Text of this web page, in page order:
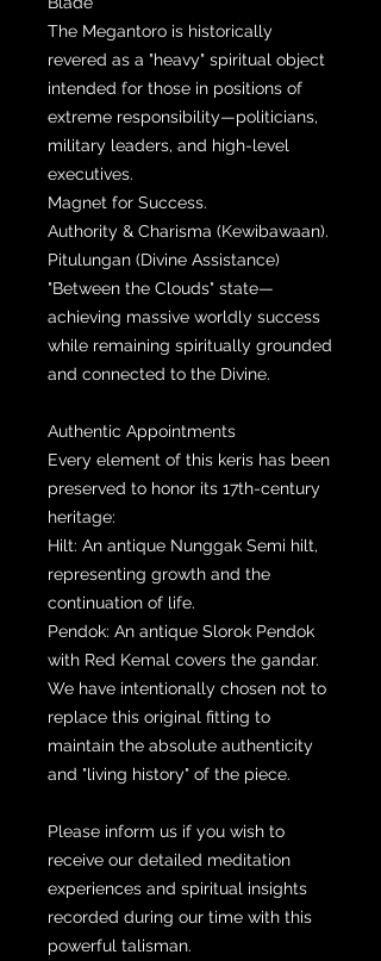
The Megantoro is historically
revered as a "heavy" spiritual object
intended for those in positions of
extreme responsibility—politicians,
military leaders, and high-level
executives.
Magnet for Success.
Authority & Charisma (Kewibawaan).
Pitulungan (Divine Assistance)
"Between the Clouds" state—
achieving massive worldly success
while remaining spiritually grounded
and connected to the Divine.
Authentic Appointments
Every element of this keris has been
preserved to honor its 17th-century
heritage:
Hilt: An antique Nunggak Semi hilt,
representing growth and the
continuation of life.
Pendok: An antique Slorok Pendok
with Red Kemal covers the gandar.
We have intentionally chosen not to
replace this original fitting to
maintain the absolute authenticity
and "living history" of the piece.
Please inform us if you wish to
receive our detailed meditation
experiences and spiritual insights
recorded during our time with this
powerful talisman.